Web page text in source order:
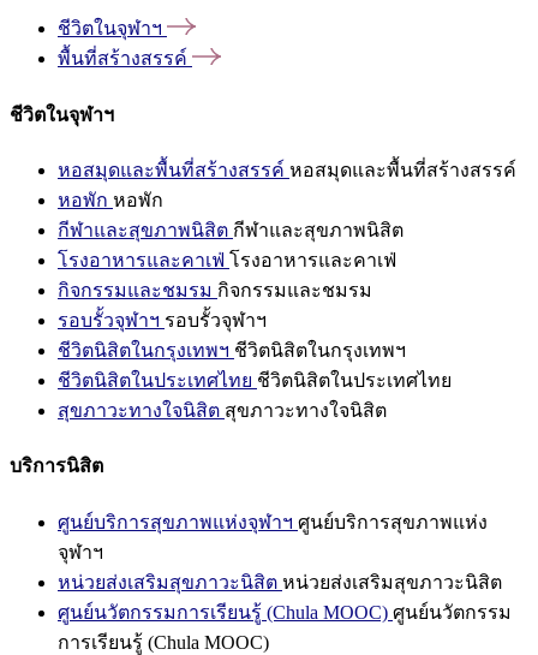
ชีวิตในจุฬาฯ
พื้นที่สร้างสรรค์
ชีวิตในจุฬาฯ
หอสมุดและพื้นที่สร้างสรรค์ หอสมุดและพื้นที่สร้างสรรค์
หอพัก หอพัก
กีฬาและสุขภาพนิสิต กีฬาและสุขภาพนิสิต
โรงอาหารและคาเฟ่ โรงอาหารและคาเฟ่
กิจกรรมและชมรม กิจกรรมและชมรม
รอบรั้วจุฬาฯ รอบรั้วจุฬาฯ
ชีวิตนิสิตในกรุงเทพฯ ชีวิตนิสิตในกรุงเทพฯ
ชีวิตนิสิตในประเทศไทย ชีวิตนิสิตในประเทศไทย
สุขภาวะทางใจนิสิต สุขภาวะทางใจนิสิต
บริการนิสิต
ศูนย์บริการสุขภาพแห่งจุฬาฯ ศูนย์บริการสุขภาพแห่ง
จุฬาฯ
หน่วยส่งเสริมสุขภาวะนิสิต หน่วยส่งเสริมสุขภาวะนิสิต
ศูนย์นวัตกรรมการเรียนรู้ (Chula MOOC) ศูนย์นวัตกรรม
การเรียนรู้ (Chula MOOC)